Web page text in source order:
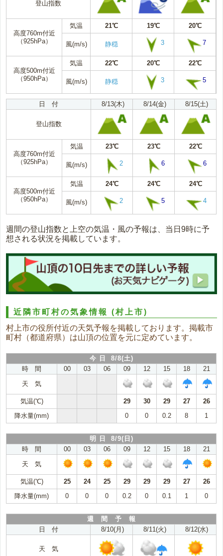
登山指数
高度760m付近
（925hPa）
気温 21℃ 19℃ 20℃
風(m/s) 静穏 3 7
高度500m付近
（950hPa）
気温 22℃ 20℃ 22℃
風(m/s) 静穏 3 5
日 付 8/13(木) 8/14(金) 8/15(土)
登山指数
高度760m付近
（925hPa）
気温 23℃ 23℃ 22℃
風(m/s) 2 6 6
高度500m付近
（950hPa）
気温 24℃ 24℃ 24℃
風(m/s) 2 5 4
週間の登山指数と上空の気温・風の予報は、当日9時に予
想される状況を掲載しています。
近隣市町村の気象情報(村上市)
村上市の役所付近の天気予報を掲載しております。掲載市
町村（都道府県）は山頂の位置を元に定めています。
今 日 8/8(土)
時 間
00 03 06 09 12 15 18
21
天 気
気温(℃) 29 30 29 27
26
降水量(mm)
0 0 0.2 8 1
明 日 8/9(日)
時 間
00 03 06 09 12 15 18
21
天 気
気温(℃) 25 24 25 29 29 29 27
26
降水量(mm)
0 0 0 0.2 0 0.1 1 0
週 間 予 報
日 付
8/10(月) 8/11(火) 8/12(水)
天 気